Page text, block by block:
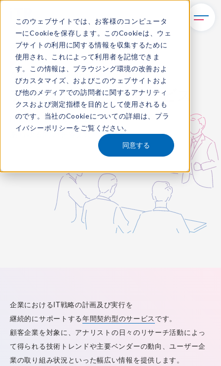
このウェブサイトでは、お客様のコンピュータ
ーにCookieを保存します。このCookieは、ウェ
ブサイトの利用に関する情報を収集するために
使用され、これによって利用者を記憶できま
す。この情報は、ブラウジング環境の改善およ
びカスタマイズ、およびこのウェブサイトおよ
び他のメディアでの訪問者に関するアナリティ
クスおよび測定指標を目的として使用されるも
のです。当社のCookieについての詳細は、 プラ
イバシーポリシーをご覧ください。
同意する
TOP サービス アドバイザリー・サービス
Advisory Service
アドバイザリー・サービス
ITに関する疑問、課題、
あらゆる問いを答えにつなげる
企業におけるIT戦略の計画及び実行を
継続的にサポートする年間契約型のサービス です。
顧客企業を対象に、 アナリストの日々のリサーチ活動によっ
て得られる技術トレンドや主要ベンダーの動向、 ユーザー企
業の取り組み状況といった幅広い情報を提供します。